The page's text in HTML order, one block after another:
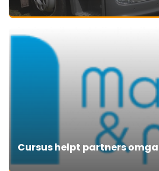
Cursus helpt partners